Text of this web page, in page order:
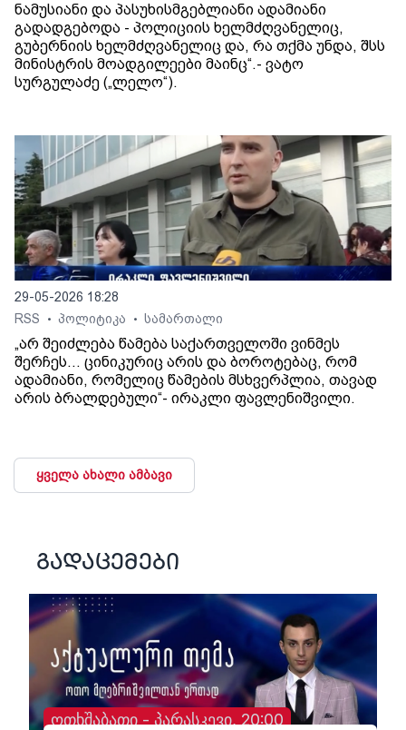
ნამუსიანი და პასუხისმგებლიანი ადამიანი
გადადგებოდა - პოლიციის ხელმძღვანელიც,
გუბერნიის ხელმძღვანელიც და, რა თქმა უნდა, შსს
მინისტრის მოადგილეები მაინც“.- ვატო
სურგულაძე („ლელო“).
29-05-2026 18:28
RSS
• პოლიტიკა • სამართალი
„არ შეიძლება წამება საქართველოში ვინმეს
შერჩეს… ცინიკურიც არის და ბოროტებაც, რომ
ადამიანი, რომელიც წამების მსხვერპლია, თავად
არის ბრალდებული“- ირაკლი ფავლენიშვილი.
ყველა ახალი ამბავი
გადაცემები
ოთხშაბათი - პარასკევი, 20:00